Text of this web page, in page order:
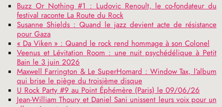
Buzz Or Nothing #1 : Ludovic Renoult, le co-fondateur du
festival raconte La Route du Rock
Susanne Shields : Quand le jazz devient acte de résistance
pour Gaza
« Da Viken » : Quand le rock rend hommage à son Colonel
Veenus et Lévitation Room : une nuit psychédélique à Petit
Bain le 3 juin 2026
Maxwell Farrington & Le SuperHomard : Window Tax, l’album
qui brise le piège du troisième disque
U Rock Party #9 au Point Éphémère (Paris) le 09/06/26
Jean-William Thoury et Daniel Sani unissent leurs voix pour un